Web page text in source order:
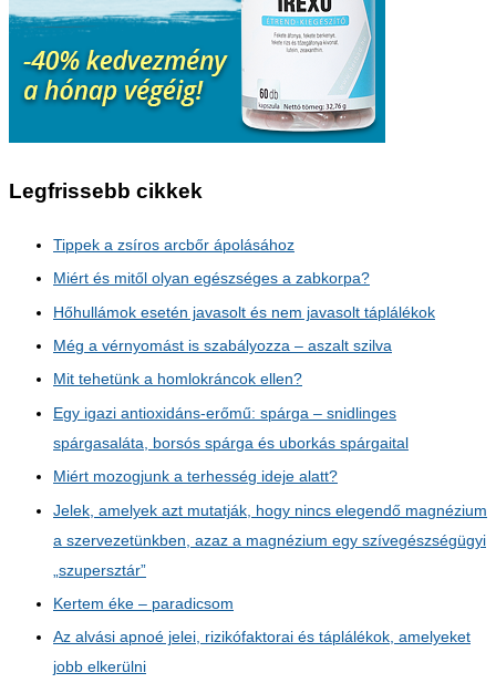
Legfrissebb cikkek
Tippek a zsíros arcbőr ápolásához
Miért és mitől olyan egészséges a zabkorpa?
Hőhullámok esetén javasolt és nem javasolt táplálékok
Még a vérnyomást is szabályozza – aszalt szilva
Mit tehetünk a homlokráncok ellen?
Egy igazi antioxidáns-erőmű: spárga – snidlinges
spárgasaláta, borsós spárga és uborkás spárgaital
Miért mozogjunk a terhesség ideje alatt?
Jelek, amelyek azt mutatják, hogy nincs elegendő magnézium
a szervezetünkben, azaz a magnézium egy szívegészségügyi
„szupersztár”
Kertem éke – paradicsom
Az alvási apnoé jelei, rizikófaktorai és táplálékok, amelyeket
jobb elkerülni